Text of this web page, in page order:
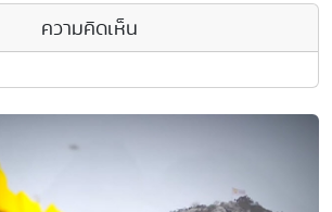
ความคิดเห็น